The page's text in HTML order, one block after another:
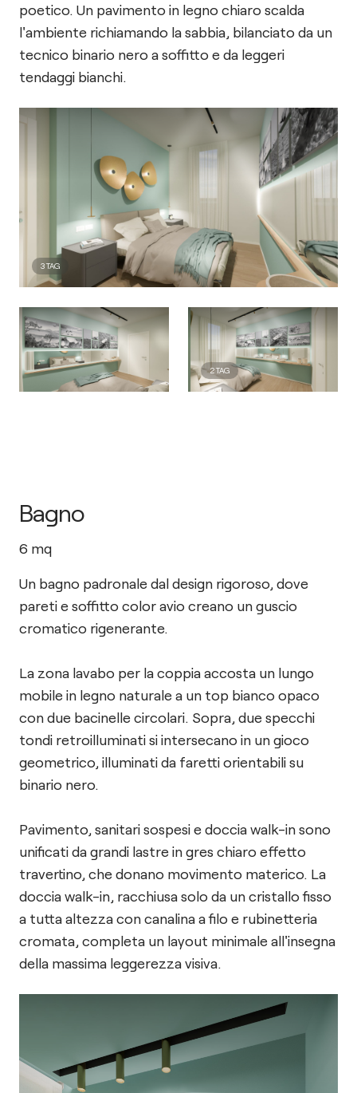
3TAG
poetico. Un pavimento in legno chiaro scalda
l'ambiente richiamando la sabbia, bilanciato da un
tecnico binario nero a soffitto e da leggeri
tendaggi bianchi.
2TAG
Bagno
6 mq
Un bagno padronale dal design rigoroso, dove
pareti e soffitto color avio creano un guscio
cromatico rigenerante.
La zona lavabo per la coppia accosta un lungo
mobile in legno naturale a un top bianco opaco
con due bacinelle circolari. Sopra, due specchi
tondi retroilluminati si intersecano in un gioco
geometrico, illuminati da faretti orientabili su
binario nero.
Pavimento, sanitari sospesi e doccia walk-in sono
unificati da grandi lastre in gres chiaro effetto
travertino, che donano movimento materico. La
doccia walk-in, racchiusa solo da un cristallo fisso
a tutta altezza con canalina a filo e rubinetteria
cromata, completa un layout minimale all'insegna
della massima leggerezza visiva.